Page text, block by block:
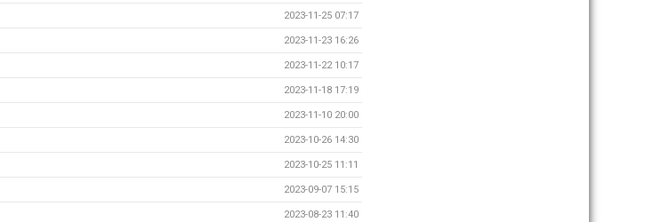
2023-11-25 07:17
2023-11-23 16:26
2023-11-22 10:17
2023-11-18 17:19
2023-11-10 20:00
2023-10-26 14:30
2023-10-25 11:11
2023-09-07 15:15
2023-08-23 11:40